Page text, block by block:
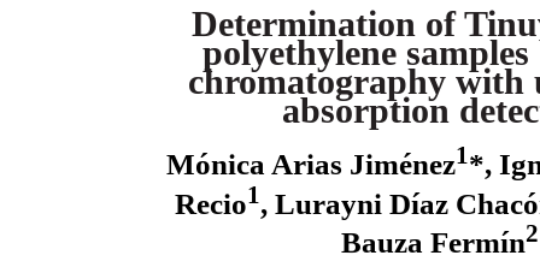
Determination of
polyethylene
chromatography with
absorption
Mónica Arias Jiménez1*,
Recio1, Lurayni Díaz
Bauza Fermín2